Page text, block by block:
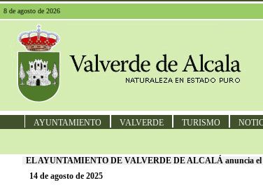
8 de agosto de 2026
AYUNTAMIENTO VALVERDE TURISMO
EL AYUNTAMIENTO DE VALVERDE DE ALCALÁ anuncia el
14 de agosto de 2025